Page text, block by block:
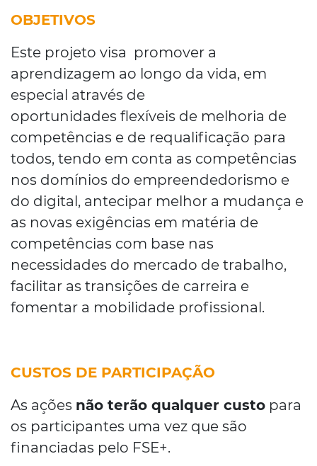
OBJETIVOS
Este projeto visa promover a
aprendizagem ao longo da vida, em
especial através de
oportunidades flexíveis de melhoria de
competências e de requalificação para
todos, tendo em conta as competências
nos domínios do empreendedorismo e
do digital, antecipar melhor a mudança e
as novas exigências em matéria de
competências com base nas
necessidades do mercado de trabalho,
facilitar as transições de carreira e
fomentar a mobilidade profissional.
CUSTOS DE PARTICIPAÇÃO
As ações não terão qualquer custo para
os participantes uma vez que são
financiadas pelo FSE+.